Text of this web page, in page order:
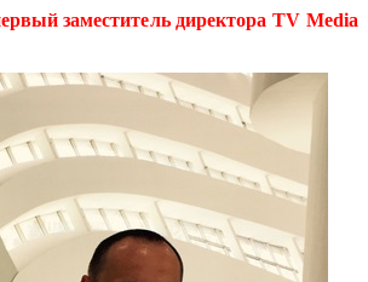
заместитель директора TV Media